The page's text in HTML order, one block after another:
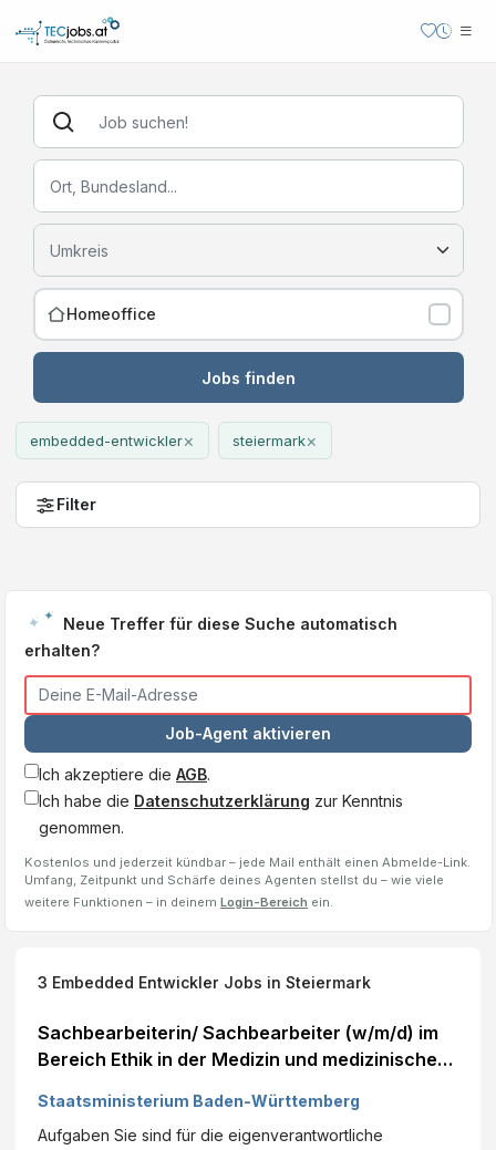
Homeoffice
Jobs finden
embedded-entwickler× steiermark×
Filter
Neue Treffer für diese Suche automatisch
erhalten?
Job-Agent aktivieren
Ich akzeptiere die AGB.
Ich habe die Datenschutzerklärung zur Kenntnis
genommen.
Kostenlos und jederzeit kündbar – jede Mail enthält einen Abmelde-Link.
Umfang, Zeitpunkt und Schärfe deines Agenten stellst du – wie viele
weitere Funktionen – in deinem Login-Bereich ein.
3 Embedded Entwickler Jobs in Steiermark
Sachbearbeiterin/ Sachbearbeiter (w/m/d) im
Bereich Ethik in der Medizin und medizinische
Staatsministerium Baden-Württemberg
Aufgaben Sie sind für die eigenverantwortliche